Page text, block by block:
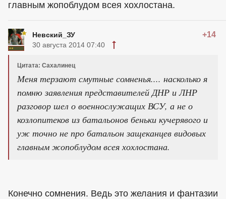
главным жопоблудом всея хохлостана.
Невский_ЗУ +14
30 августа 2014 07:40
Цитата: Сахалинец
Меня терзают смутные сомненья.... насколько я
помню заявления представителей ДНР и ЛНР
разговор шел о военнослужащих ВСУ, а не о
козлопитеков из батальонов беньки кучерявого и
уж точно не про батальон защеканцев видовых
главным жопоблудом всея хохлостана.
Конечно сомнения. Ведь это желания и фантазии